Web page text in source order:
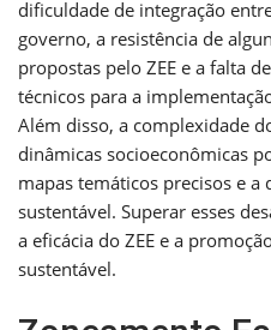
dificuldade de integração
governo, a resistência de
propostas pelo ZEE e a falta
técnicos para a
Além disso, a complexidade
dinâmicas socioeconômicas
mapas temáticos precisos e a
sustentável. Superar esses
a eficácia do ZEE e a
sustentável.